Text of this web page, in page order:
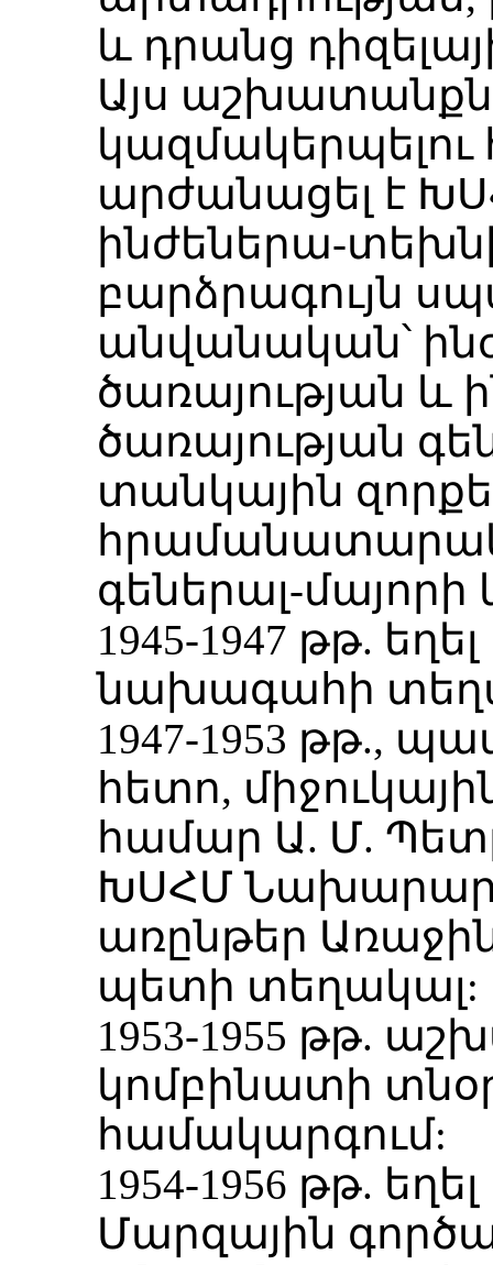
և դրանց
Այս
կազմակերպելու
արժանացել է
ինժեներա-
բարձրագույն
անվանական՝
ծառայության և
ծառայության
տանկային
գեներալ-մայորի
1945-1947 թթ.
նախագահի
1947-1953 թթ.,
հետո,
համար Ա. Մ.
ԽՍՀՄ
առընթեր
պետի տեղակալ:
1953-1955 թթ.
կոմբինատի
համակարգում:
1954-1956 թթ.
Մարզային